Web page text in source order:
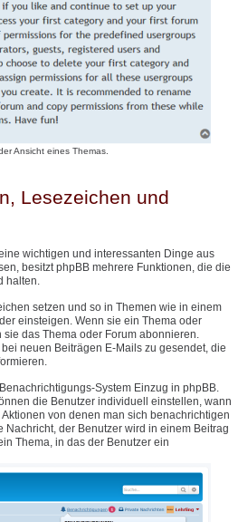
Ansicht eines Themas.
Lesezeichen und
wichtigen und interessanten Dinge aus
besitzt phpBB mehrere Funktionen, die die
halten.
setzen und so in Themen wie in einem
einsteigen. Wenn sie ein Thema oder
sie das Thema oder Forum abonnieren.
neuen Beiträgen E-Mails zu gesendet, die
System Einzug in phpBB.
die Benutzer individuell einstellen, wann
von denen man sich benachrichtigen
Nachricht, der Benutzer wird in einem Beitrag
Thema, in das der Benutzer ein